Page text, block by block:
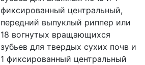
фиксированный центральный,
передний выпуклый риппер или
18 вогнутых вращающихся
зубьев для твердых сухих почв и
1 фиксированный центральный